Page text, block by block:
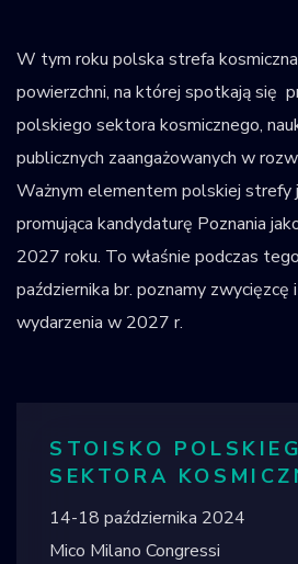
W tym roku polska strefa
powierzchni, na której spotkają się
polskiego sektora kosmicznego,
publicznych zaangażowanych w
Ważnym elementem polskiej
promująca kandydaturę Poznania
2027 roku. To właśnie podczas
października br. poznamy zwycięzcę
wydarzenia w 2027 r.
STOISKO
SEKTORA
14-18 października 2024
Mico Milano Congressi